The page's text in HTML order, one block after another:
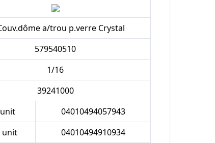
a/trou p.verre Crystal
579540510
1/16
39241000
04010494057943
unit
04010494910934